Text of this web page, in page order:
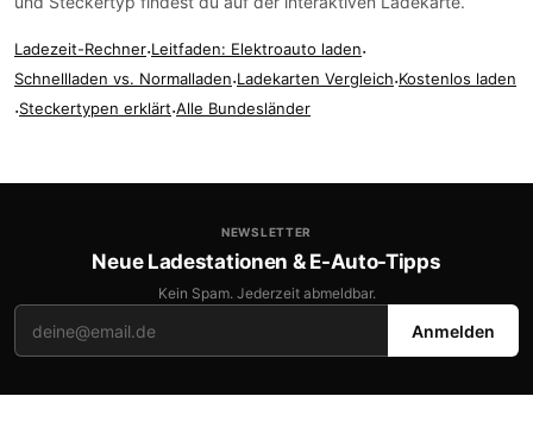
Ladezeit-Rechner·Leitfaden: Elektroauto laden·
Schnellladen vs. Normalladen·Ladekarten Vergleich·Kostenlos laden
·Steckertypen erklärt·Alle Bundesländer
NEWSLETTER
Neue Ladestationen & E-Auto-Tipps
Kein Spam. Jederzeit abmeldbar.
Anmelden